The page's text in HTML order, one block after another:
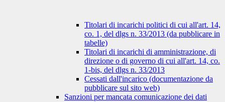
Titolari di incarichi politici di cui all'art. 14,
co. 1, del dlgs n. 33/2013 (da pubblicare in
tabelle)
Titolari di incarichi di amministrazione, di
direzione o di governo di cui all'art. 14, co.
1-bis, del dlgs n. 33/2013
Cessati dall'incarico (documentazione da
pubblicare sul sito web)
Sanzioni per mancata comunicazione dei dati